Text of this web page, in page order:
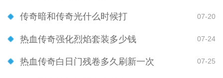
传奇暗和传奇光什么时候打 07-20
热血传奇强化烈焰套装多少钱 07-24
热血传奇白日门残卷多久刷新一次 07-25